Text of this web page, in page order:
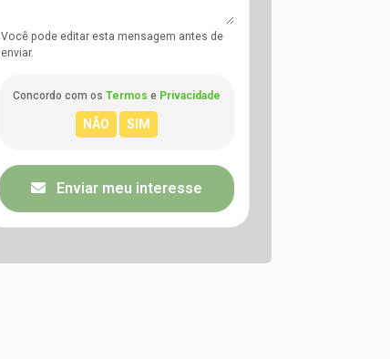
Você pode editar esta mensagem antes de
enviar.
Concordo com os Termos e Privacidade
Enviar meu interesse